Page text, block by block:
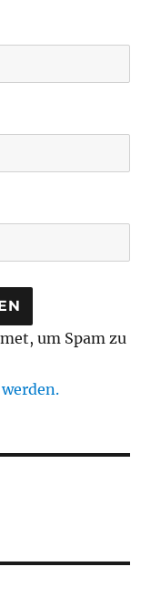
um Spam zu